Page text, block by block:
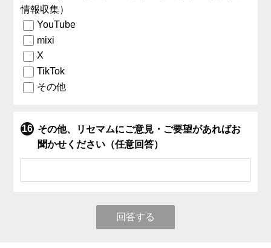
情報収集）
YouTube
mixi
X
TikTok
その他
その他、リセマムにご意見・ご要望があればお
聞かせください（任意回答）
回答する